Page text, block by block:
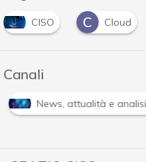
CISO C Cloud
Canali
News, attualità e